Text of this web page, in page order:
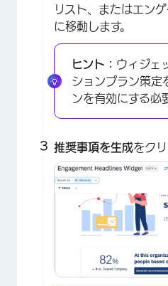
リスト、またはエン
に移動します。
ヒント： ウィジェ
ションプラン策定
ンを有効にする必
推奨事項を生成をクリ